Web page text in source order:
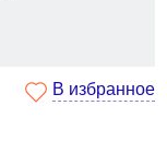
В избранное